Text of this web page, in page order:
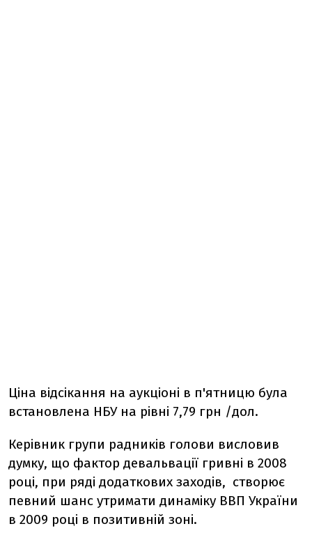
Ціна відсікання на аукціоні в п'ятницю була
встановлена НБУ на рівні 7,79 грн /дол.
Керівник групи радників голови висловив
думку, що фактор девальвації гривні в 2008
році, при ряді додаткових заходів, створює
певний шанс утримати динаміку ВВП України
в 2009 році в позитивній зоні.